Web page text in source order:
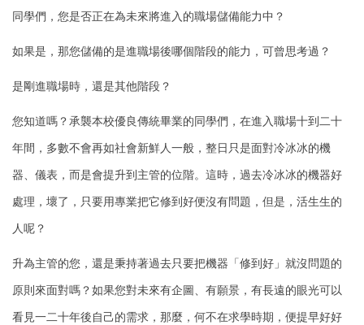
同學們，您是否正在為未來將進入的職場儲備能力中？
如果是，那您儲備的是進職場後哪個階段的能力，可曾思考過？
是剛進職場時，還是其他階段？
您知道嗎？承襲本校優良傳統畢業的同學們，在進入職場十到二十
年間，多數不會再如社會新鮮人一般，整日只是面對冷冰冰的機
器、儀表，而是會提升到主管的位階。這時，過去冷冰冰的機器好
處理，壞了，只要用專業把它修到好便沒有問題，但是，活生生的
人呢？
升為主管的您，還是秉持著過去只要把機器「修到好」就沒問題的
原則來面對嗎？如果您對未來有企圖、有願景，有長遠的眼光可以
看見一二十年後自己的需求，那麼，何不在求學時期，便提早好好